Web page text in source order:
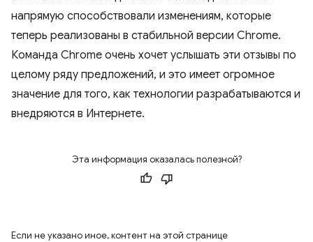
напрямую способствовали изменениям, которые
теперь реализованы в стабильной версии Chrome.
Команда Chrome очень хочет услышать эти отзывы по
целому ряду предложений, и это имеет огромное
значение для того, как технологии разрабатываются и
внедряются в Интернете.
Эта информация оказалась полезной?
Если не указано иное, контент на этой странице